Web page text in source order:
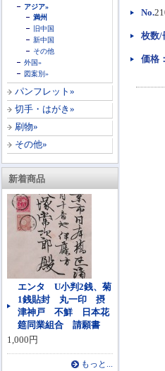
アジア»
満州
旧中国
新中国
その他
外国»
図案別»
パンフレット»
切手・はがき»
刷物»
その他»
新着商品
エンタ U小判2銭、菊
1銭貼封 丸一印 摂
津神戸 不鮮 日本花
筵同業組合 請願書
1,000円
もっと...
No.
枚数/
価格：